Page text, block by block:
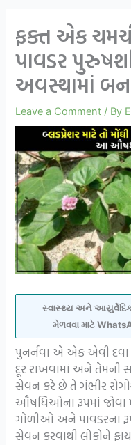
ફક્ત એક
પાવડર
અવસ્થામાં
Leave a Comment / By
સ્વાસ્થ્ય અને આયુર્વેદિક
મેળવવા માટે
પુનર્નવા એ એક એવી દવા
દૂર રાખવામાં અને તેમની
સેવન કરે છે તે ગંભીર
ઔષધિઓના રૂપમાં જોવા
ગોળીઓ અને પાવડરના
સેવન કરવાથી લોકોને